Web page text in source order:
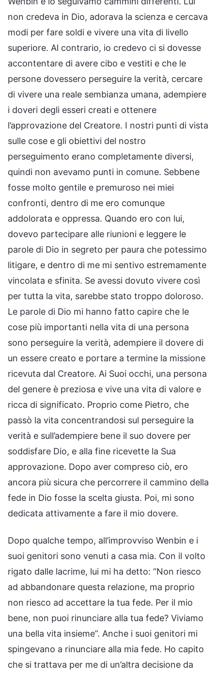
non credeva in Dio, adorava la scienza e cercava
modi per fare soldi e vivere una vita di livello
superiore. Al contrario, io credevo ci si dovesse
accontentare di avere cibo e vestiti e che le
persone dovessero perseguire la verità, cercare
di vivere una reale sembianza umana, adempiere
i doveri degli esseri creati e ottenere
l’approvazione del Creatore. I nostri punti di vista
sulle cose e gli obiettivi del nostro
perseguimento erano completamente diversi,
quindi non avevamo punti in comune. Sebbene
fosse molto gentile e premuroso nei miei
confronti, dentro di me ero comunque
addolorata e oppressa. Quando ero con lui,
dovevo partecipare alle riunioni e leggere le
parole di Dio in segreto per paura che potessimo
litigare, e dentro di me mi sentivo estremamente
vincolata e sfinita. Se avessi dovuto vivere così
per tutta la vita, sarebbe stato troppo doloroso.
Le parole di Dio mi hanno fatto capire che le
cose più importanti nella vita di una persona
sono perseguire la verità, adempiere il dovere di
un essere creato e portare a termine la missione
ricevuta dal Creatore. Ai Suoi occhi, una persona
del genere è preziosa e vive una vita di valore e
ricca di significato. Proprio come Pietro, che
passò la vita concentrandosi sul perseguire la
verità e sull’adempiere bene il suo dovere per
soddisfare Dio, e alla fine ricevette la Sua
approvazione. Dopo aver compreso ciò, ero
ancora più sicura che percorrere il cammino della
fede in Dio fosse la scelta giusta. Poi, mi sono
dedicata attivamente a fare il mio dovere.
Dopo qualche tempo, all’improvviso Wenbin e i
suoi genitori sono venuti a casa mia. Con il volto
rigato dalle lacrime, lui mi ha detto: “Non riesco
ad abbandonare questa relazione, ma proprio
non riesco ad accettare la tua fede. Per il mio
bene, non puoi rinunciare alla tua fede? Viviamo
una bella vita insieme”. Anche i suoi genitori mi
spingevano a rinunciare alla mia fede. Ho capito
che si trattava per me di un’altra decisione da